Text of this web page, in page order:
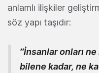
anlamlı ilişkiler
söz yapı taşıdır:
“İnsanlar onları ne
bilene kadar, ne